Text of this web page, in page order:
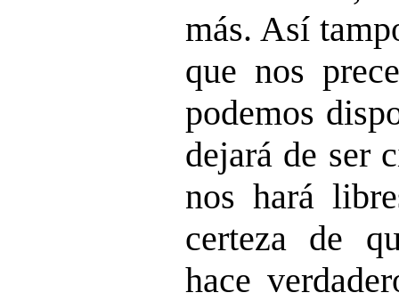
más. Así
que nos
podemos
dejará de ser
nos hará
certeza de
hace